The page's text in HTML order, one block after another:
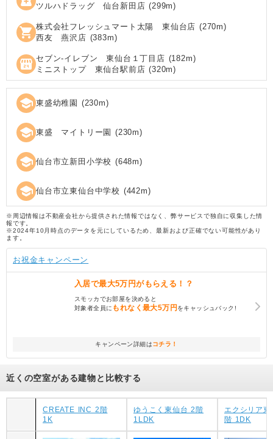
ツルハドラッグ 仙台新田店 (299m)
shopping_cart 株式会社フレッシュマート太陽 東仙台店 (270m)
西友 燕沢店 (383m)
local_convenience_store セブン‐イレブン 東仙台１丁目店 (182m)
ミニストップ 東仙台駅前店 (320m)
school 東盛幼稚園 (230m)
school 東盛 マイトリー園 (230m)
school 仙台市立新田小学校 (648m)
school 仙台市立東仙台中学校 (442m)
※周辺情報は不動産会社から提供された情報ではなく、弊サービスで独自に収集した情
報です。
※2024年10月時点のデータを元にしているため、最新および正確でない可能性があり
ます。
お祝金キャンペーン
入居で最大5万円がもらえる！？
スモッカでお部屋を決めると
対象者全員に もれなく最大5万円をキャッシュバック!
キャンペーン詳細はコチラ！
近くの空室がある建物と比較する
CREATE INC 2階
1K
ゆうこく東仙台 2階
1LDK
エクシリア
階 1DK